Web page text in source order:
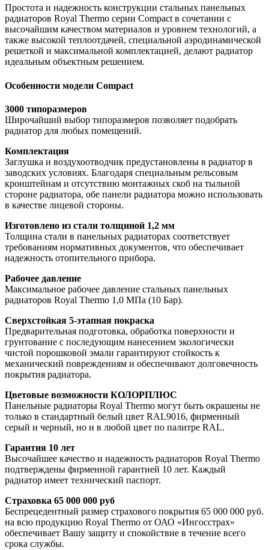
Простота и надежность конструкции стальных панельных
радиаторов Royal Thermo серии Compact в сочетании с
высочайшим качеством материалов и уровнем технологий, а
также высокой теплоотдачей, специальной аэродинамической
решеткой и максимальной комплектацией, делают радиатор
идеальным объектным решением.
Особенности модели Compact
3000 типоразмеров
Широчайший выбор типоразмеров позволяет подобрать
радиатор для любых помещений.
Комплектация
Заглушка и воздухоотводчик предустановлены в радиатор в
заводских условиях. Благодаря специальным рельсовым
кронштейнам и отсутствию монтажных скоб на тыльной
стороне радиатора, обе панели радиатора можно использовать
в качестве лицевой стороны.
Изготовлено из стали толщиной 1,2 мм
Толщина стали в панельных радиаторах соответствует
требованиям нормативных документов, что обеспечивает
надежность отопительного прибора.
Рабочее давление
Максимальное рабочее давление стальных панельных
радиаторов Royal Thermo 1,0 МПа (10 Бар).
Сверхстойкая 5-этапная покраска
Предварительная подготовка, обработка поверхности и
грунтование с последующим нанесением экологически
чистой порошковой эмали гарантируют стойкость к
механический повреждениям и обеспечивают долговечность
покрытия радиатора.
Цветовые возможности КОЛОРПЛЮС
Панельные радиаторы Royal Thermo могут быть окрашены не
только в стандартный белый цвет RAL9016, фирменный
серый и черный, но и в любой цвет по палитре RAL.
Гарантия 10 лет
Высочайшее качество и надежность радиаторов Royal Thermo
подтверждены фирменной гарантией 10 лет. Каждый
радиатор имеет технический паспорт.
Страховка 65 000 000 руб
Беспрецедентный размер страхового покрытия 65 000 000 руб.
на всю продукцию Royal Thermo от ОАО «Ингосстрах»
обеспечивает Вашу защиту и спокойствие в течение всего
срока службы.